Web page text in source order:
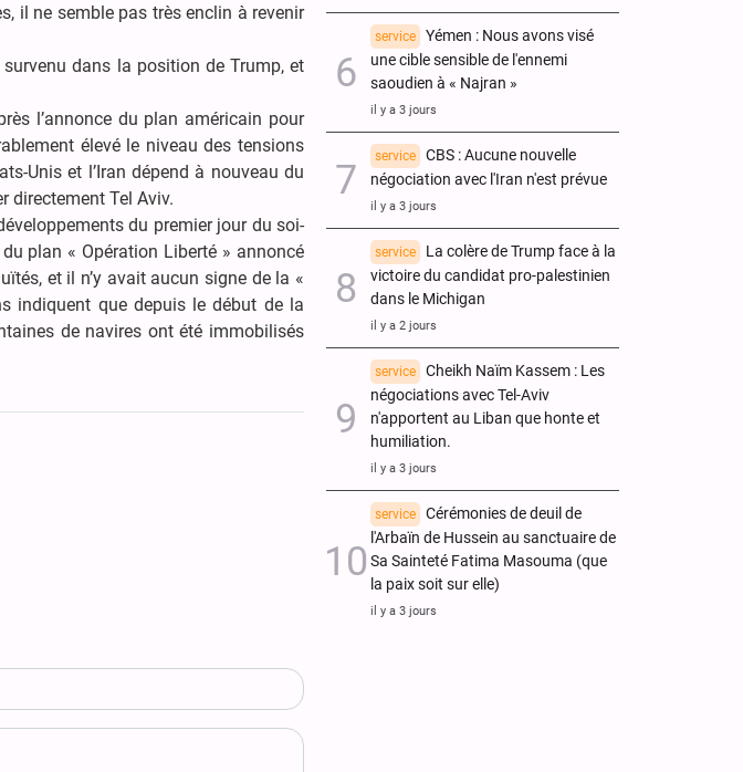
il ne semble pas très enclin à revenir
dans la position de Trump, et
l’annonce du plan américain pour
élevé le niveau des tensions
Unis et l’Iran dépend à nouveau du
directement Tel Aviv.
du premier jour du soi-
plan « Opération Liberté » annoncé
et il n’y avait aucun signe de la «
indiquent que depuis le début de la
de navires ont été immobilisés
service
Yémen : Nous avons visé
une cible sensible de l'ennemi
saoudien à « Najran »
il y a 3 jours
service
CBS : Aucune nouvelle
négociation avec l'Iran n'est prévue
il y a 3 jours
service
La colère de Trump face à la
victoire du candidat pro-palestinien
dans le Michigan
il y a 2 jours
service
Cheikh Naïm Kassem : Les
négociations avec Tel-Aviv
n'apportent au Liban que honte et
humiliation.
il y a 3 jours
service
Cérémonies de deuil de
l'Arbaïn de Hussein au sanctuaire de
Sa Sainteté Fatima Masouma (que
la paix soit sur elle)
il y a 3 jours